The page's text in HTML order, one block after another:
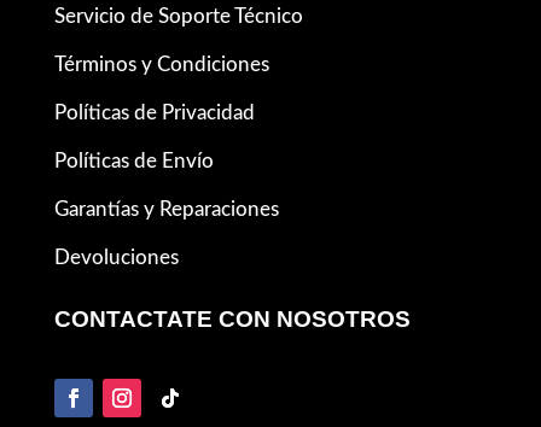
Servicio de Soporte Técnico
Términos y Condiciones
Políticas de Privacidad
Políticas de Envío
Garantías y Reparaciones
Devoluciones
CONTACTATE CON NOSOTROS